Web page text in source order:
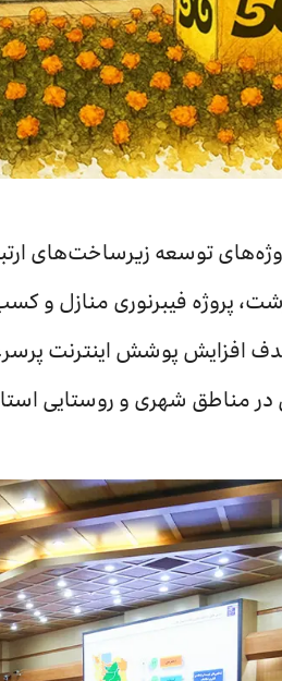
توسعه زیرساخت‌های
پروژه فیبرنوری منازل و
افزایش پوشش اینترنت
مناطق شهری و روستایی